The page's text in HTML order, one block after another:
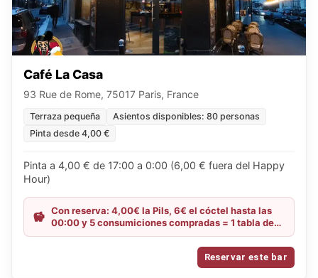
Café La Casa
93 Rue de Rome, 75017 Paris, France
Terraza pequeña
Asientos disponibles: 80 personas
Pinta desde 4,00 €
Pinta a 4,00 € de 17:00 a 0:00 (6,00 € fuera del Happy
Hour)
Con reserva: 4,00€ la Pils, 6€ el cóctel hasta las
00:00 y 5 consumiciones compradas = 1 tabla de
quesos gratis
Reservar este bar